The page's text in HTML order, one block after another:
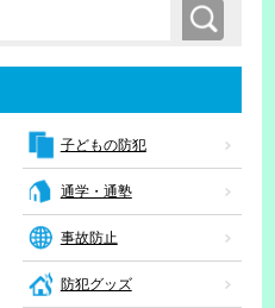
検索
子どもの防犯
通学・通塾
事故防止
防犯グッズ